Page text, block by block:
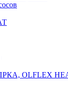
OLFLEX